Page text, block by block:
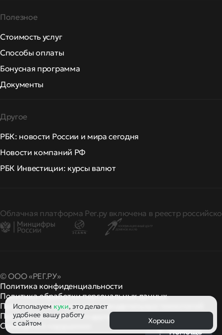
Полезное
Стоимость услуг
Способы оплаты
Бонусная программа
Документы
Другое
РБК: новости России и мира сегодня
Новости компаний РФ
РБК Инвестиции: курсы валют
Облачная платформа Рег.ру включена в реестр
© ООО «РЕГ.РУ»
Политика конфиденциальности
Политика обработки персональных данных
Правила применения рекомендательных технологий
Правила пользованияи другие
правила и политики
Сообщить о нарушении
Используем куки, это делает
удобнее вашу работу
с сайтом
Хорошо
Помощь